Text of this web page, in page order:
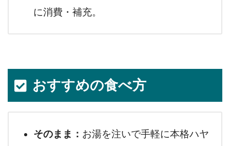
に消費・補充。
おすすめの食べ方
そのまま： お湯を注いで手軽に本格ハヤ